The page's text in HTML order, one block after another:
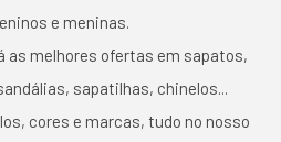
e meninas.
as melhores ofertas em sapatos,
sapatilhas, chinelos...
cores e marcas, tudo no nosso